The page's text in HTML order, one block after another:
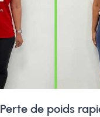
Perte de poids